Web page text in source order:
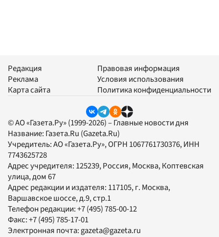
Редакция
Реклама
Карта сайта
Правовая информация
Условия использования
Политика конфиденциальности
© АО «Газета.Ру» (1999-2026) – Главные новости дня
Название: Газета.Ru (Gazeta.Ru)
Учредитель:АО «Газета.Ру», ОГРН 1067761730376, ИНН
7743625728
Адрес учредителя: 125239, Россия, Москва, Коптевская
улица, дом 67
Адрес редакции и издателя: 117105, г. Москва,
Варшавское шоссе, д.9, стр.1
Телефон редакции:+7 (495) 785-00-12
Факс:+7 (495) 785-17-01
Электронная почта: gazeta@gazeta.ru